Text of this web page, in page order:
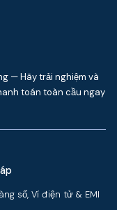
— Hãy trải nghiệm và
toán toàn cầu ngay
số, Ví điện tử & EMI